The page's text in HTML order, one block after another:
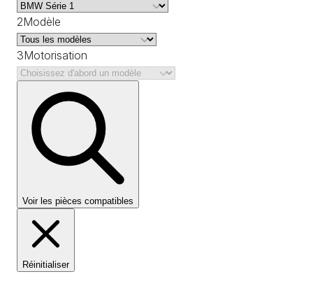
2Modèle
3Motorisation
Voir les pièces compatibles
Réinitialiser